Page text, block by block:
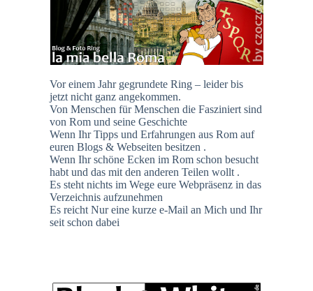
Vor einem Jahr gegrundete Ring – leider bis
jetzt nicht ganz angekommen.
Von Menschen für Menschen die Fasziniert sind
von Rom und seine Geschichte
Wenn Ihr Tipps und Erfahrungen aus Rom auf
euren Blogs & Webseiten besitzen .
Wenn Ihr schöne Ecken im Rom schon besucht
habt und das mit den anderen Teilen wollt .
Es steht nichts im Wege eure Webpräsenz in das
Verzeichnis aufzunehmen
Es reicht Nur eine kurze e-Mail an Mich und Ihr
seit schon dabei